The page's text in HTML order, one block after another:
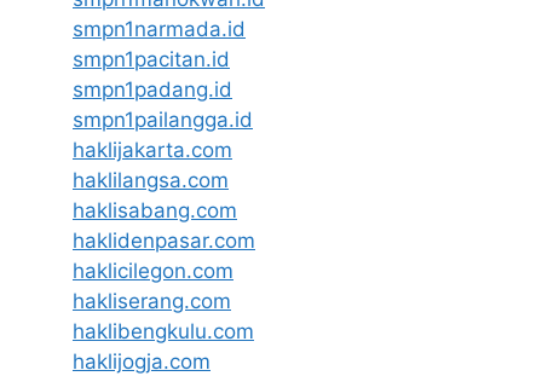
smpn1narmada.id
smpn1pacitan.id
smpn1padang.id
smpn1pailangga.id
haklijakarta.com
haklilangsa.com
haklisabang.com
haklidenpasar.com
haklicilegon.com
hakliserang.com
haklibengkulu.com
haklijogja.com